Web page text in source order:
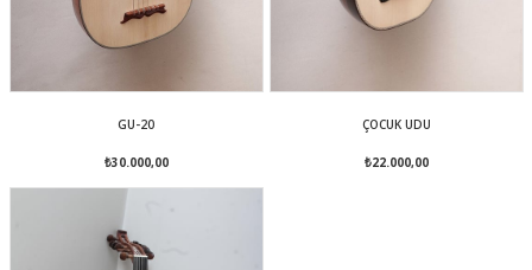
GU-20
₺30.000,00
ÇOCUK UDU
₺22.000,00